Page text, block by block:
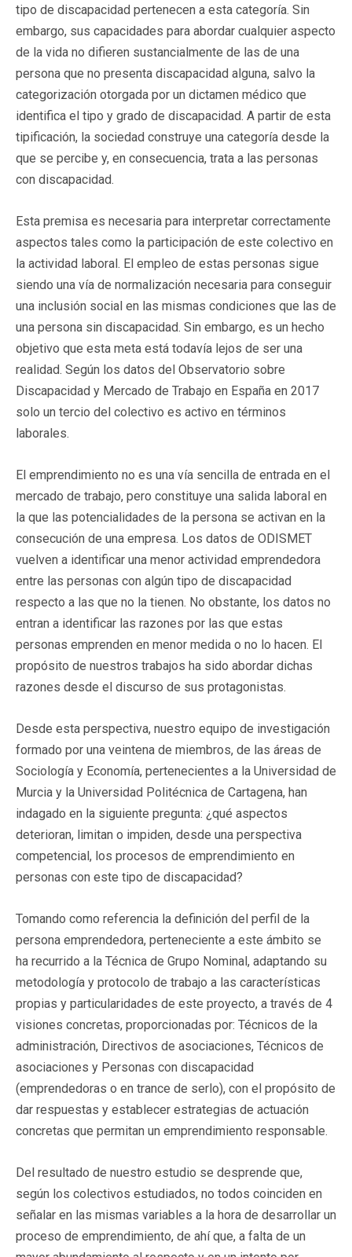
tipo de discapacidad pertenecen a esta categoría. Sin
embargo, sus capacidades para abordar cualquier aspecto
de la vida no difieren sustancialmente de las de una
persona que no presenta discapacidad alguna, salvo la
categorización otorgada por un dictamen médico que
identifica el tipo y grado de discapacidad. A partir de esta
tipificación, la sociedad construye una categoría desde la
que se percibe y, en consecuencia, trata a las personas
con discapacidad.
Esta premisa es necesaria para interpretar correctamente
aspectos tales como la participación de este colectivo en
la actividad laboral. El empleo de estas personas sigue
siendo una vía de normalización necesaria para conseguir
una inclusión social en las mismas condiciones que las de
una persona sin discapacidad. Sin embargo, es un hecho
objetivo que esta meta está todavía lejos de ser una
realidad. Según los datos del Observatorio sobre
Discapacidad y Mercado de Trabajo en España en 2017
solo un tercio del colectivo es activo en términos
laborales.
El emprendimiento no es una vía sencilla de entrada en el
mercado de trabajo, pero constituye una salida laboral en
la que las potencialidades de la persona se activan en la
consecución de una empresa. Los datos de ODISMET
vuelven a identificar una menor actividad emprendedora
entre las personas con algún tipo de discapacidad
respecto a las que no la tienen. No obstante, los datos no
entran a identificar las razones por las que estas
personas emprenden en menor medida o no lo hacen. El
propósito de nuestros trabajos ha sido abordar dichas
razones desde el discurso de sus protagonistas.
Desde esta perspectiva, nuestro equipo de investigación
formado por una veintena de miembros, de las áreas de
Sociología y Economía, pertenecientes a la Universidad de
Murcia y la Universidad Politécnica de Cartagena, han
indagado en la siguiente pregunta: ¿qué aspectos
deterioran, limitan o impiden, desde una perspectiva
competencial, los procesos de emprendimiento en
personas con este tipo de discapacidad?
Tomando como referencia la definición del perfil de la
persona emprendedora, perteneciente a este ámbito se
ha recurrido a la Técnica de Grupo Nominal, adaptando su
metodología y protocolo de trabajo a las características
propias y particularidades de este proyecto, a través de 4
visiones concretas, proporcionadas por: Técnicos de la
administración, Directivos de asociaciones, Técnicos de
asociaciones y Personas con discapacidad
(emprendedoras o en trance de serlo), con el propósito de
dar respuestas y establecer estrategias de actuación
concretas que permitan un emprendimiento responsable.
Del resultado de nuestro estudio se desprende que,
según los colectivos estudiados, no todos coinciden en
señalar en las mismas variables a la hora de desarrollar un
proceso de emprendimiento, de ahí que, a falta de un